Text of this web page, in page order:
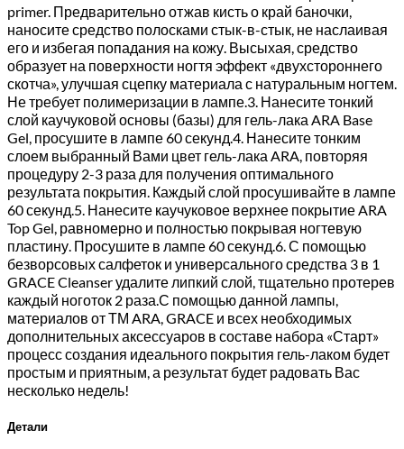
primer. Предварительно отжав кисть о край баночки,
наносите средство полосками стык-в-стык, не наслаивая
его и избегая попадания на кожу. Высыхая, средство
образует на поверхности ногтя эффект «двухстороннего
скотча», улучшая сцепку материала с натуральным ногтем.
Не требует полимеризации в лампе.3. Нанесите тонкий
слой каучуковой основы (базы) для гель-лака ARA Base
Gel, просушите в лампе 60 секунд.4. Нанесите тонким
слоем выбранный Вами цвет гель-лака ARA, повторяя
процедуру 2-3 раза для получения оптимального
результата покрытия. Каждый слой просушивайте в лампе
60 секунд.5. Нанесите каучуковое верхнее покрытие ARA
Top Gel, равномерно и полностью покрывая ногтевую
пластину. Просушите в лампе 60 секунд.6. С помощью
безворсовых салфеток и универсального средства 3 в 1
GRACE Cleanser удалите липкий слой, тщательно протерев
каждый ноготок 2 раза.С помощью данной лампы,
материалов от ТМ ARA, GRACE и всех необходимых
дополнительных аксессуаров в составе набора «Старт»
процесс создания идеального покрытия гель-лаком будет
простым и приятным, а результат будет радовать Вас
несколько недель!
Детали